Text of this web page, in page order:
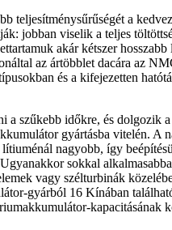
teljesítménysűrűségét a
jobban viselik a teljes
akár kétszer
az ártöbblet dacára az
és a kifejezetten
a szűkebb időkre, és dolgozik
gyártásba vitelén. A
lítiuménál nagyobb, így
sokkal
vagy szélturbinák
gyárból 16 Kínában
kapacitásának